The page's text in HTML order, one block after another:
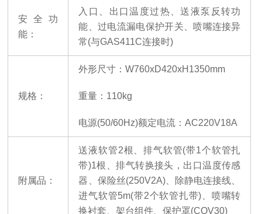
安全功
能：
入口、出口温度过热、送液泵反转功
能、过电流漏电保护开关、喷嘴连接异
常(与GAS411C连接时)
规格：
外形尺寸：W760xD420xH1350mm
重量： 110kg
电源(50/60Hz)额定电流：AC220V18A
附属品：
送液软管2根、排气软管(带1个软管扎
带)1根、排气转换接头，出口温度传感
器、保险丝(250V2A)、除静电连接线、
进气软管5m(带2个软管扎带)、喷嘴转
换衬套、架台组件、保护罩(COV30)